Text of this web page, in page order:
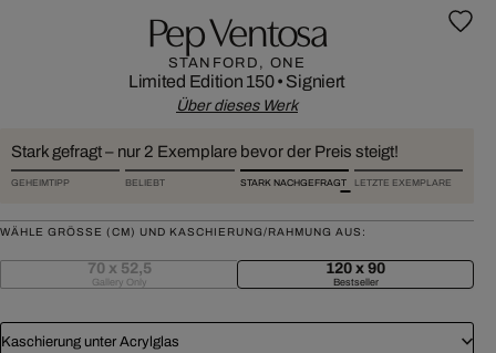
Pep Ventosa
STANFORD, ONE
Limited Edition 150• Signiert
Über dieses Werk
Stark gefragt – nur 2 Exemplare bevor der Preis steigt!
GEHEIMTIPP BELIEBT STARK NACHGEFRAGT LETZTE EXEMPLARE
WÄHLE GRÖSSE (CM) UND KASCHIERUNG/RAHMUNG AUS:
70 x 52,5
Gallery Only
120 x 90
Bestseller
Kaschierung unter Acrylglas